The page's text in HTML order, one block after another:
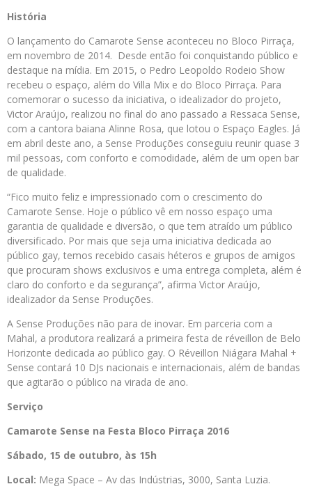
História
O lançamento do Camarote Sense aconteceu no Bloco Pirraça,
em novembro de 2014. Desde então foi conquistando público e
destaque na mídia. Em 2015, o Pedro Leopoldo Rodeio Show
recebeu o espaço, além do Villa Mix e do Bloco Pirraça. Para
comemorar o sucesso da iniciativa, o idealizador do projeto,
Victor Araújo, realizou no final do ano passado a Ressaca Sense,
com a cantora baiana Alinne Rosa, que lotou o Espaço Eagles. Já
em abril deste ano, a Sense Produções conseguiu reunir quase 3
mil pessoas, com conforto e comodidade, além de um open bar
de qualidade.
“Fico muito feliz e impressionado com o crescimento do
Camarote Sense. Hoje o público vê em nosso espaço uma
garantia de qualidade e diversão, o que tem atraído um público
diversificado. Por mais que seja uma iniciativa dedicada ao
público gay, temos recebido casais héteros e grupos de amigos
que procuram shows exclusivos e uma entrega completa, além é
claro do conforto e da segurança”, afirma Victor Araújo,
idealizador da Sense Produções.
A Sense Produções não para de inovar. Em parceria com a
Mahal, a produtora realizará a primeira festa de réveillon de Belo
Horizonte dedicada ao público gay. O Réveillon Niágara Mahal +
Sense contará 10 DJs nacionais e internacionais, além de bandas
que agitarão o público na virada de ano.
Serviço
Camarote Sense na Festa Bloco Pirraça 2016
Sábado, 15 de outubro, às 15h
Local: Mega Space – Av das Indústrias, 3000, Santa Luzia.